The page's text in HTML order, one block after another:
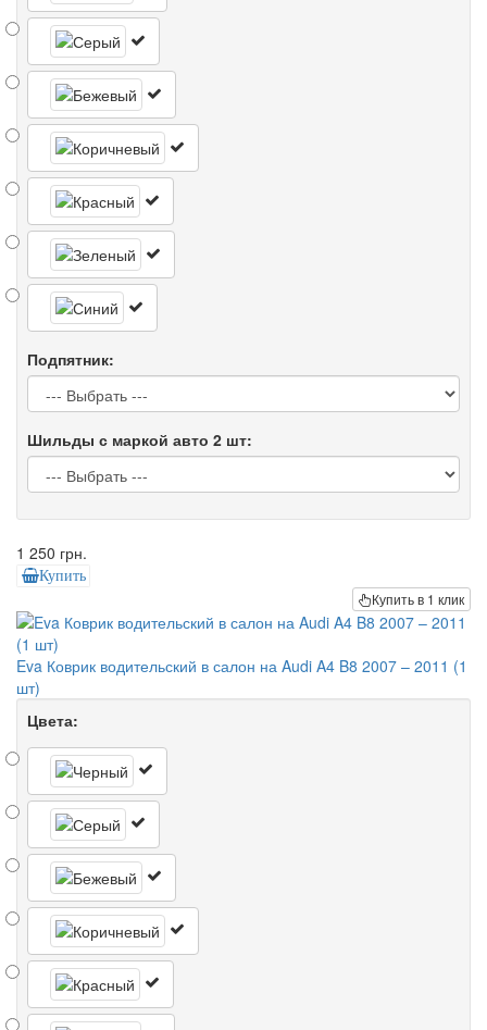
Подпятник:
Шильды с маркой авто 2 шт:
1 250 грн.
Купить
Купить в 1 клик
Eva Коврик водительский в салон на Audi A4 B8 2007 – 2011 (1
шт)
Цвета: